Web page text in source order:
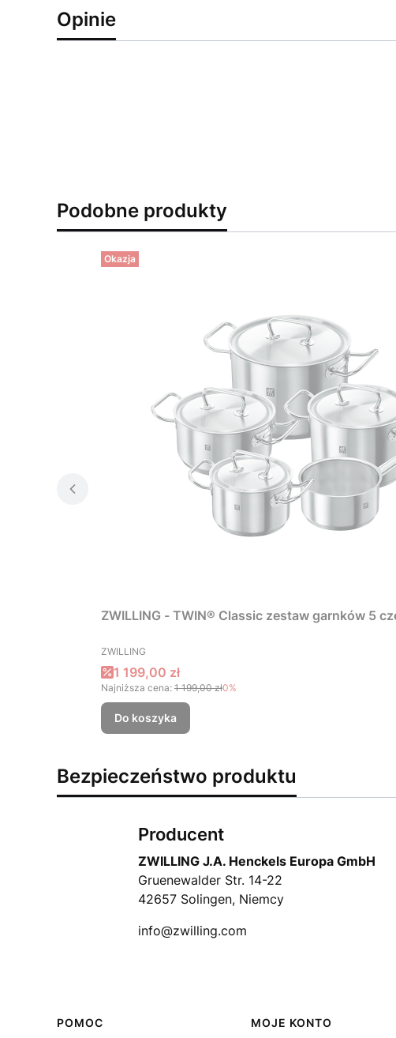
Opinie
Podobne produkty
Okazja
ZWILLING - TWIN® Classic zestaw garnków 5
PRODUCENT
ZWILLING
Cena promocyjna
1 199,00 zł
Najniższa cena: 1 199,00 zł0%
Do koszyka
Bezpieczeństwo produktu
Producent
ZWILLING J.A. Henckels Europa GmbH
Gruenewalder Str. 14-22
42657 Solingen, Niemcy
info@zwilling.com
Linki w stopce
POMOC MOJE KONTO